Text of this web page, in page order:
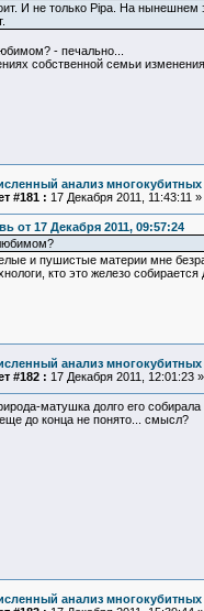
И не только Pipa. На нынешнем
- печально...
собственной семьи
анализ многокубитных
#181 : 17 Декабря 2011, 11:43:11 »
от 17 Декабря 2011, 09:57:24
и пушистые материи мне
кто это железо собирается
анализ многокубитных
#182 : 17 Декабря 2011, 12:01:23 »
матушка долго его
до конца не понято... смысл?
анализ многокубитных